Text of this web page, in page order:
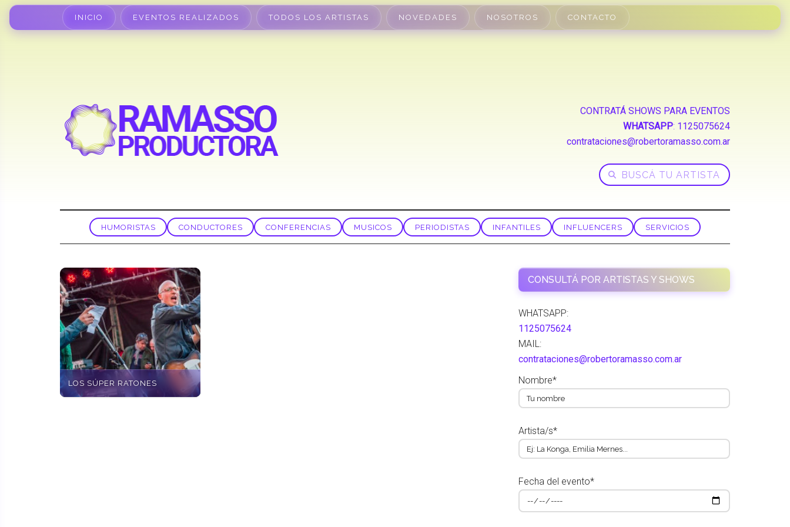
INICIO EVENTOS REALIZADOS TODOS LOS ARTISTAS NOVEDADES NOSOTROS CONTACTO
CONTRATÁ SHOWS PARA EVENTOS
WHATSAPP: 1125075624
contrataciones@robertoramasso.com.ar
HUMORISTAS CONDUCTORES CONFERENCIAS MUSICOS PERIODISTAS INFANTILES INFLUENCERS SERVICIOS
LOS SÚPER RATONES
CONSULTÁ POR ARTISTAS Y SHOWS
WHATSAPP:
1125075624
MAIL:
contrataciones@robertoramasso.com.ar
Nombre*
Artista/s*
Fecha del evento*